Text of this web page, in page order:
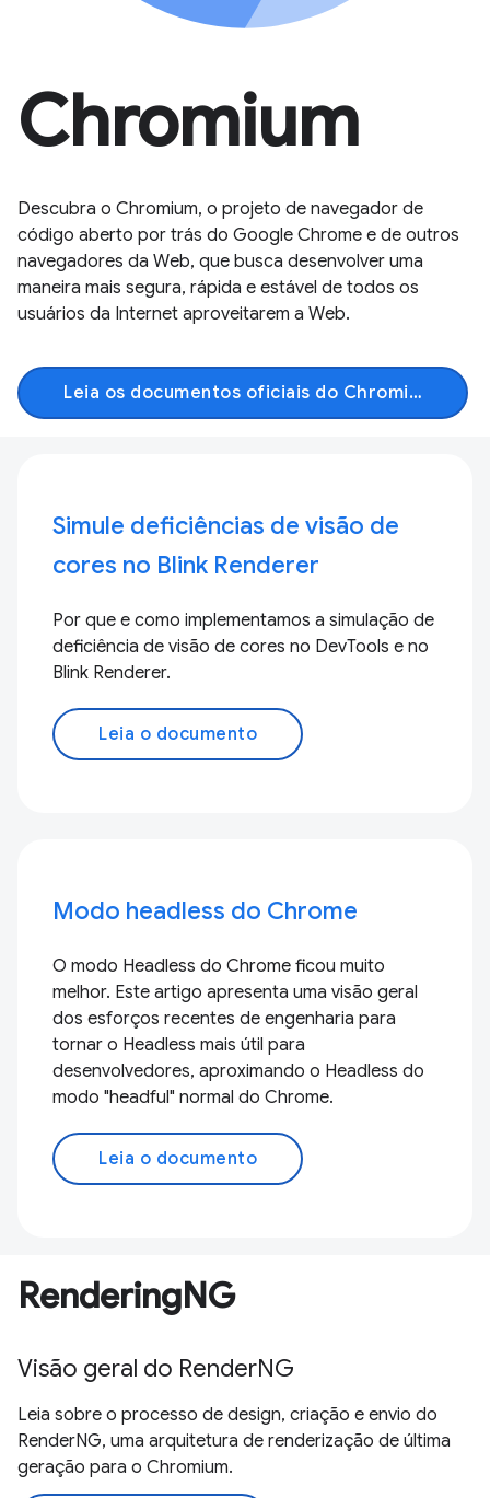
Chromium
Descubra o Chromium, o projeto de navegador de
código aberto por trás do Google Chrome e de outros
navegadores da Web, que busca desenvolver uma
maneira mais segura, rápida e estável de todos os
usuários da Internet aproveitarem a Web.
Leia os documentos oficiais do Chromium
Simule deficiências de visão de
cores no Blink Renderer
Por que e como implementamos a simulação de
deficiência de visão de cores no DevTools e no
Blink Renderer.
Leia o documento
Modo headless do Chrome
O modo Headless do Chrome ficou muito
melhor. Este artigo apresenta uma visão geral
dos esforços recentes de engenharia para
tornar o Headless mais útil para
desenvolvedores, aproximando o Headless do
modo "headful" normal do Chrome.
Leia o documento
RenderingNG
Visão geral do RenderNG
Leia sobre o processo de design, criação e envio do
RenderNG, uma arquitetura de renderização de última
geração para o Chromium.